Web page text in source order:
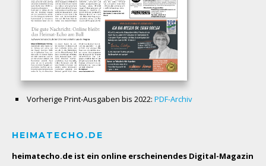
Vorherige Print-Ausgaben bis 2022: PDF-Archiv
HEIMATECHO.DE
heimatecho.de ist ein online erscheinendes Digital-Magazin